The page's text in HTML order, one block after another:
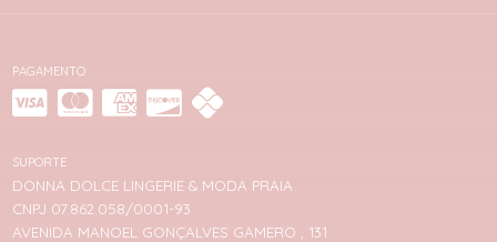
PAGAMENTO
SUPORTE
DONNA DOLCE LINGERIE & MODA PRAIA
CNPJ 07.862.058/0001-93
AVENIDA MANOEL GONÇALVES GAMERO , 131